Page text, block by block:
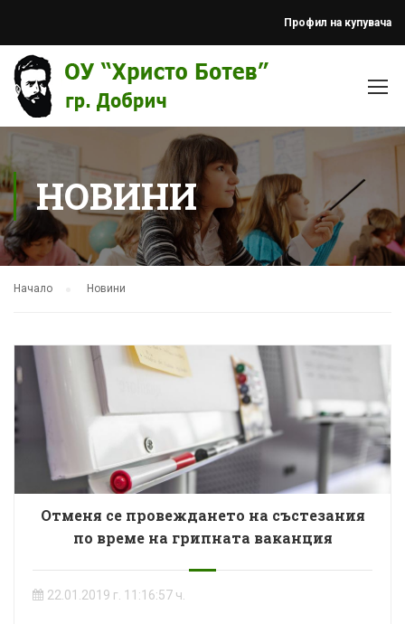
Профил на купувача
НОВИНИ
Начало Новини
Отменя се провеждането на състезания
по време на грипната ваканция
22.01.2019 г. 11:16:57 ч.